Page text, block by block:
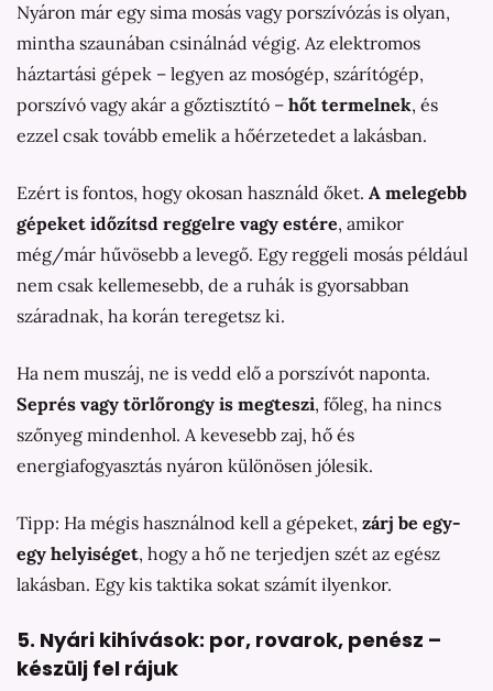
Nyáron már egy sima mosás vagy porszívózás is olyan,
mintha szaunában csinálnád végig. Az elektromos
háztartási gépek – legyen az mosógép, szárítógép,
porszívó vagy akár a gőztisztító – hőt termelnek, és
ezzel csak tovább emelik a hőérzetedet a lakásban.
Ezért is fontos, hogy okosan használd őket. A melegebb
gépeket időzítsd reggelre vagy estére, amikor
még/már hűvösebb a levegő. Egy reggeli mosás például
nem csak kellemesebb, de a ruhák is gyorsabban
száradnak, ha korán teregetsz ki.
Ha nem muszáj, ne is vedd elő a porszívót naponta.
Seprés vagy törlőrongy is megteszi, főleg, ha nincs
szőnyeg mindenhol. A kevesebb zaj, hő és
energiafogyasztás nyáron különösen jólesik.
Tipp: Ha mégis használnod kell a gépeket, zárj be egy-
egy helyiséget, hogy a hő ne terjedjen szét az egész
lakásban. Egy kis taktika sokat számít ilyenkor.
5. Nyári kihívások: por, rovarok, penész –
készülj fel rájuk